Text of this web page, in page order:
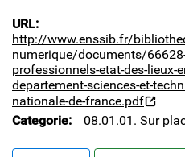
URL
http://www.enssib.fr/
numerique/documents/
professionnels-etat-des-lieux-
departement-sciences-et-
nationale-de-france.pdf
Categorie
08.01.01. Sur